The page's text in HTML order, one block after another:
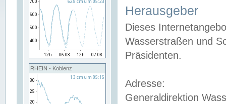
RHEIN - Koblenz
Herausgeber
Dieses
Wasserstraßen und
Präsidenten.
Adresse:
Generaldirektion